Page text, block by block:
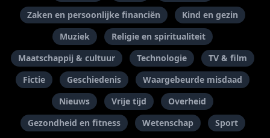
Zaken en persoonlijke financiën
Kind en gezin
Muziek
Religie en spiritualiteit
Maatschappij & cultuur
Technologie
TV & film
Fictie
Geschiedenis
Waargebeurde misdaad
Nieuws
Vrije tijd
Overheid
Gezondheid en fitness
Wetenschap Sport